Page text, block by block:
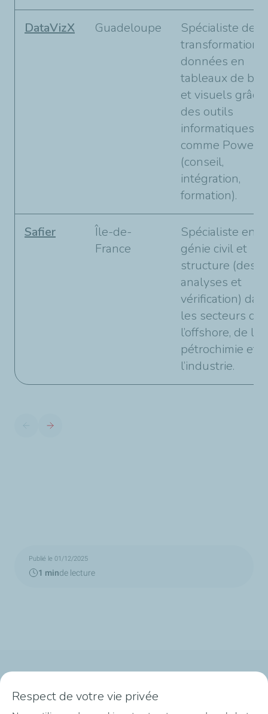
DataVizX Guadeloupe
Spécialiste de la
transformation
données en
tableaux de
et visuels grâce
des outils
informatiques
comme Power
(conseil,
intégration,
formation).
Safier
Île-de-
France
Spécialiste en
génie civil et
structure
analyses et
vérification)
les secteurs de
l’offshore, de la
pétrochimie et
l’industrie.
Publié le 01/12/2025
1 minde lecture
Notre ancrage territorial
Respect de votre vie privée